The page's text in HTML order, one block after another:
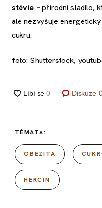
stévie – přírodní sladilo,
ale nezvyšuje
cukru.
foto: Shutterstock,
Diskuze 0
TÉMATA:
OBEZITA
HEROIN